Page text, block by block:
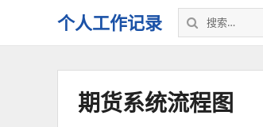
个人工作记录
搜
索：
期货系统流程图